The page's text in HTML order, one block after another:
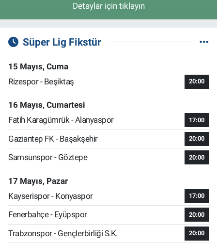
Detaylar için tıklayın
Süper Lig Fikstür
15 Mayıs, Cuma
Rizespor - Beşiktaş
20:00
16 Mayıs, Cumartesi
Fatih Karagümrük - Alanyaspor
17:00
Gaziantep FK - Başakşehir 20:00
Samsunspor - Göztepe 20:00
17 Mayıs, Pazar
Kayserispor - Konyaspor
17:00
Fenerbahçe - Eyüpspor 20:00
Trabzonspor - Gençlerbirliği S.K. 20:00